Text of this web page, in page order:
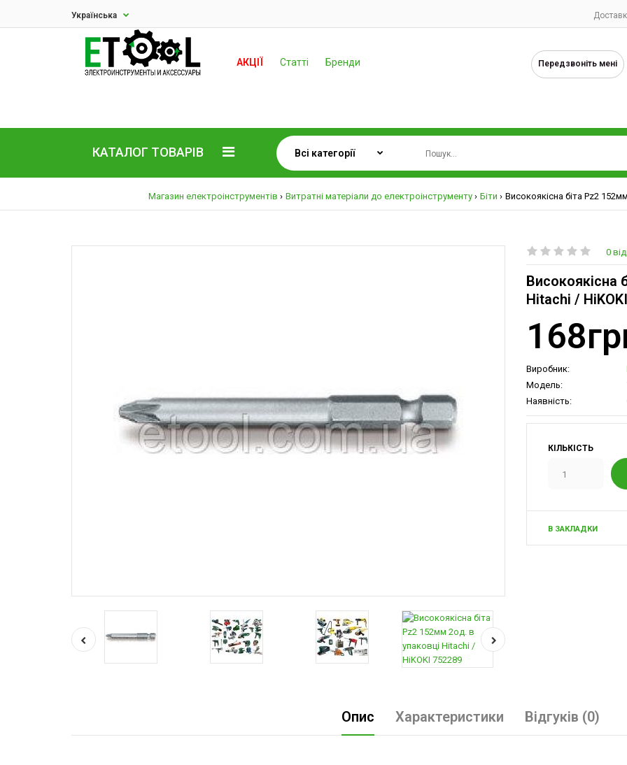
Українська
АКЦІЇ Статті Бренди Передзвоніть мені
КАТАЛОГ ТОВАРІВ
Магазин електроінструментів Витратні матеріали до електроінструменту Біти Високоякісна біта Pz2
0
Високоякісна
Hitachi /
Виробник:
Модель:
Наявність:
КІЛЬКІСТЬ
В ЗАКЛАДКИ
Опис Характеристики Відгуків (0)